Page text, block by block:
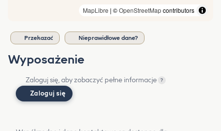
MapLibre | ©OpenStreetMapcontributors
Przekazać Nieprawidłowe dane?
Wyposażenie
Zaloguj się, aby zobaczyć pełne informacje ?
Zaloguj się